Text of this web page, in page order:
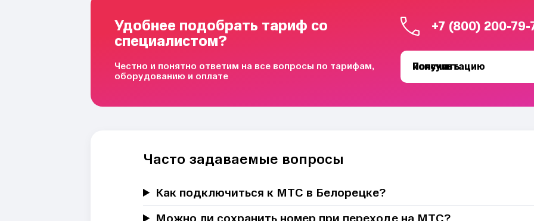
Удобнее подобрать тариф со
специалистом?
Честно и понятно ответим на все вопросы по тарифам,
оборудованию и оплате
+7 (800) 200-79-
Получить консультацию
Часто задаваемые вопросы
Как подключиться к МТС в Белорецке?